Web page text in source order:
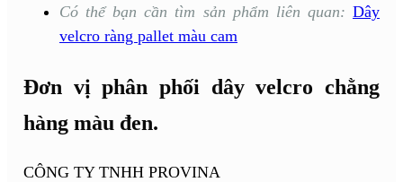
Có thể bạn cần tìm sản phẩm liên quan: Dây
velcro ràng pallet màu cam
Đơn vị phân phối dây velcro chằng
hàng màu đen.
CÔNG TY TNHH PROVINA